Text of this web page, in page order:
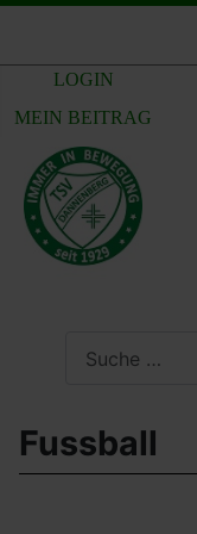
LOGIN
MEIN BEITRAG
Fussball